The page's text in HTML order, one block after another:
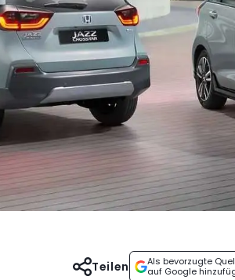
Als bevorzugte
auf Google
Teilen